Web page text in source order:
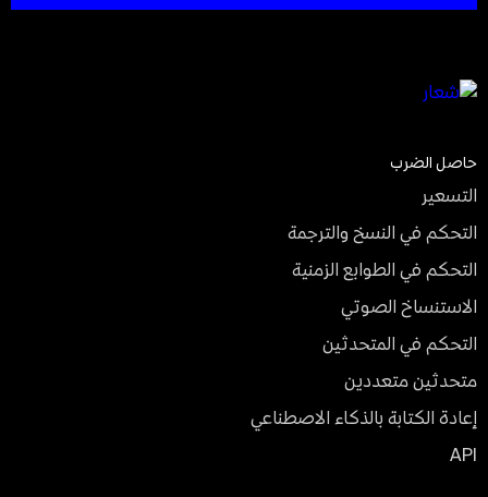
حاصل الضرب
التسعير
التحكم في النسخ والترجمة
التحكم في الطوابع الزمنية
الاستنساخ الصوتي
التحكم في المتحدثين
متحدثين متعددين
إعادة الكتابة بالذكاء الاصطناعي
API